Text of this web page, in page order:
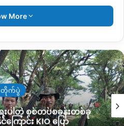
တော်တွင် ပြုလုပ်သော သမ္မတရုံး
းနားရှိ KIO ၏ နည်းပညာ
ေးဆိုခွင့်ရှိသူ ဦးဇော်ဌေးက
လာတာပေါ့နော်။ တပ်မတော်က
နားမှာရှိတဲ့ နည်းပညာ Technical
ာဖြစ်တယ်။ ကျနော်တို့က ဘယ်ဟာ
More
မြေယာနှင့် သဘာဝပ
လယ်ယာမြေထဲရွှေတူးဖော်န
ဒေသခံတွေတော